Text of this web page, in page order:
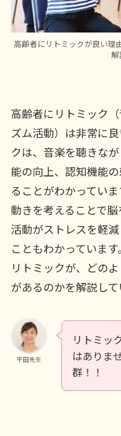
高齢者にリトミックが良い理
高齢者にリトミック
ズム活動）は非常に
クは、音楽を聴きな
能の向上、認知機能
ることがわかっていま
動きを考えることで
活動がストレスを軽
こともわかっていま
リトミックが、どの
があるのかを解説して
平田先生
リトミッ
はありま
群！！